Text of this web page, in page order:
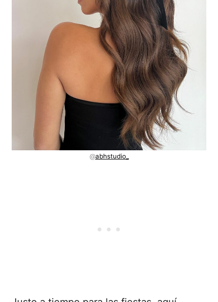
@abhstudio_